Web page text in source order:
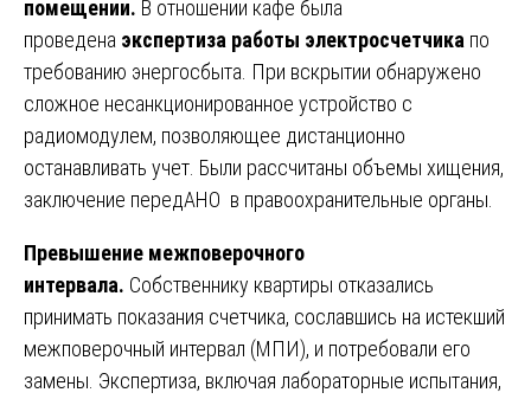
помещении. В отношении кафе была
проведена экспертиза работы электросчетчика по
требованию энергосбыта. При вскрытии обнаружено
сложное несанкционированное устройство с
радиомодулем, позволяющее дистанционно
останавливать учет. Были рассчитаны объемы хищения,
заключение передАНО в правоохранительные органы.
Превышение межповерочного
интервала. Собственнику квартиры отказались
принимать показания счетчика, сославшись на истекший
межповерочный интервал (МПИ), и потребовали его
замены. Экспертиза, включая лабораторные испытания,